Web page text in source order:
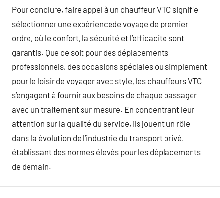
Pour conclure, faire appel à un chauffeur VTC signifie
sélectionner une expériencede voyage de premier
ordre, où le confort, la sécurité et l’efficacité sont
garantis. Que ce soit pour des déplacements
professionnels, des occasions spéciales ou simplement
pour le loisir de voyager avec style, les chauffeurs VTC
s’engagent à fournir aux besoins de chaque passager
avec un traitement sur mesure. En concentrant leur
attention sur la qualité du service, ils jouent un rôle
dans la évolution de l’industrie du transport privé,
établissant des normes élevés pour les déplacements
de demain.